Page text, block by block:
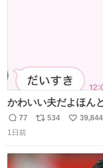
かわいい夫だよほん
返
信
77
リ
ト
534
い
数
39,844
1日前